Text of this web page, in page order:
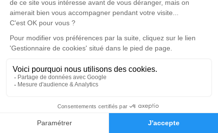
Faire-part Hommages
Un service de plantation d’arbre hommage est
disponible ici.
Je rends hommage
Cérémonie
Paroisse Sainte Blandine de Bourbre Eglise
d'Anthon Le Bourg - Place de l'église